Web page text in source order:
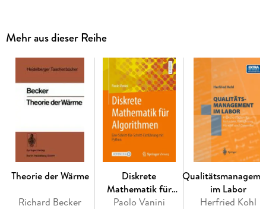
Räume.- II Fundamentalgruppe und Überlagerungen.- 5 Die
Fundamentalgruppe.- 6 Überlagerungen.- III
Homologietheorie.- 7 Homologiegruppen von
Simplizialkomplexen.- 8 Algebraische Hilfsmittel.- 9
Homologiegruppen topologischer Räume.- 10 Homologie mit
Koeffizienten.- 11 Einige Anwendungen der
Homologietheorie.- 12 Homologie von Produkten.- IV
Cohomologie, Dualität und Produkte.- 13 Cohomologie.- 14
Dualität in Mannigfaltigkeiten.- 15 Der Cohomologiering.- V
Fortsetzung der Homotopietheorie.- 16 Homotopiegruppen.-
17 Faserungen und Homotopiegruppen.- 18
Homotopieklassifikation von Abbildungen.- Symbole.
Mehr aus dieser Reihe
Theorie der Wärme
Richard Becker
Diskrete
Mathematik für
Algorithmen
Paolo Vanini
im Labor
Herfried Kohl